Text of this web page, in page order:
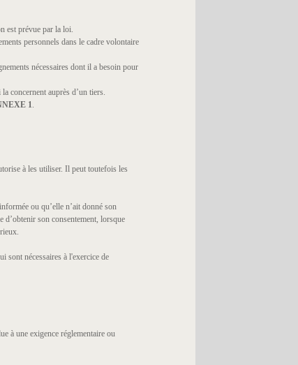
est prévue par la loi.
personnels dans le cadre volontaire
nécessaires dont il a besoin pour
concernent auprès d’un tiers.
1.
à les utiliser. Il peut toutefois les
ou qu’elle n’ait donné son
d’obtenir son consentement, lorsque
sont nécessaires à l'exercice de
à une exigence réglementaire ou